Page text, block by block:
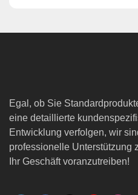
Egal, ob Sie
eine detaillierte
Entwicklung verfolgen, wir
professionelle Unterstützung
Ihr Geschäft voranzutreiben!